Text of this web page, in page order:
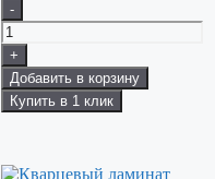
-
+
Добавить в корзину
Купить в 1 клик